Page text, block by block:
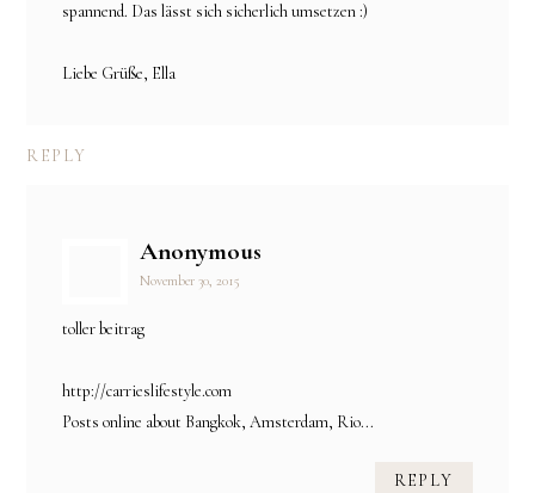
spannend. Das lässt sich sicherlich umsetzen :)
Liebe Grüße, Ella
REPLY
Anonymous
November 30, 2015
toller beitrag
http://carrieslifestyle.com
Posts online about Bangkok, Amsterdam, Rio...
REPLY